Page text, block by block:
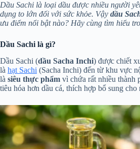
Dầu Sachi là loại dầu được nhiều người
dụng to lớn đối với sức khỏe. Vậy dầu
ưu điểm nổi bật nào? Hãy cùng tìm hiểu
Dầu Sachi là gì?
Dầu Sachi (dầu Sacha Inchi) được chiết
là hạt Sachi (Sacha Inchi) đến từ khu vực
là siêu thực phẩm vì chứa rất nhiều thành
tiêu hóa hơn dầu cá, thích hợp bổ sung cho